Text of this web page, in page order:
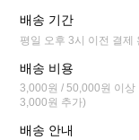
배송 기간
평일 오후 3시 이전 결제
배송 비용
3,000원 / 50,000원 이상
3,000원 추가)
배송 안내